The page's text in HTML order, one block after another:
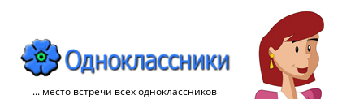
... место встречи всех одноклассников